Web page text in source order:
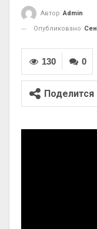
Автор Admin
Опубликовано
0
130
Поделится